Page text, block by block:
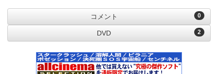
0
コメント
2
DVD